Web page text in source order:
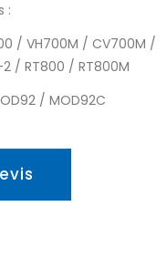
:
/ VH700M / CV700M /
/ RT800 / RT800M
/ MOD92C